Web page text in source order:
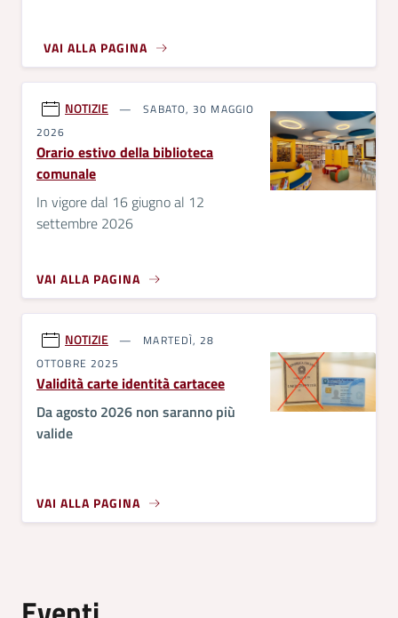
VAI ALLA PAGINA
NOTIZIE
SABATO, 30 MAGGIO
2026
Orario estivo della biblioteca
comunale
In vigore dal 16 giugno al 12
settembre 2026
VAI ALLA PAGINA
NOTIZIE
MARTEDÌ, 28
OTTOBRE 2025
Validità carte identità cartacee
Da agosto 2026 non saranno più
valide
VAI ALLA PAGINA